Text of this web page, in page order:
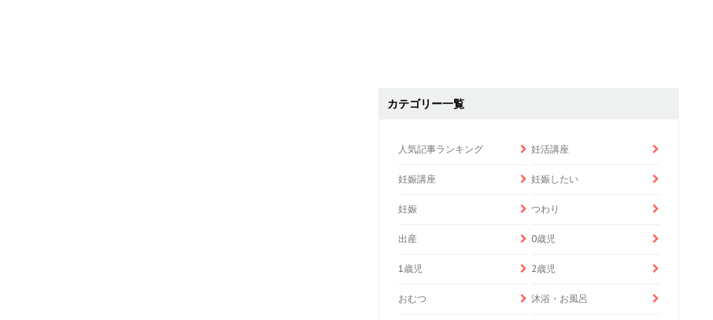
カテゴリー一覧
人気記事ランキング 妊活講座
妊娠講座 妊娠したい
妊娠 つわり
出産 0歳児
1歳児 2歳児
おむつ 沐浴・お風呂